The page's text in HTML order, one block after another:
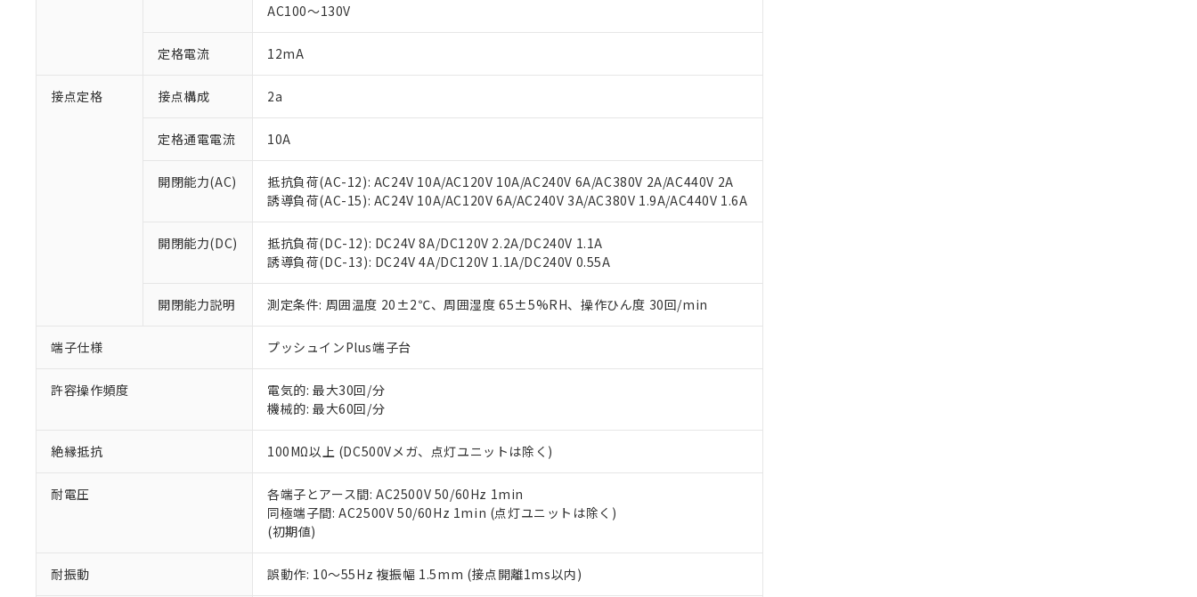
AC100～130V
定格電流 12mA
接点定格 接点構成 2a
定格通電電流 10A
開閉能力(AC)
抵抗負荷(AC-12): AC24V 10A/AC120V 10A/AC240V 6A/AC380V 2A/AC440V 2A
誘導負荷(AC-15): AC24V 10A/AC120V 6A/AC240V 3A/AC380V 1.9A/AC440V 1.6A
開閉能力(DC)
抵抗負荷(DC-12): DC24V 8A/DC120V 2.2A/DC240V 1.1A
誘導負荷(DC-13): DC24V 4A/DC120V 1.1A/DC240V 0.55A
開閉能力説明 測定条件: 周囲温度 20±2℃、周囲湿度 65±5%RH、操作ひん度 30回/min
端子仕様 プッシュインPlus端子台
許容操作頻度
電気的: 最大30回/分
機械的: 最大60回/分
絶縁抵抗 100MΩ以上 (DC500Vメガ、点灯ユニットは除く)
耐電圧
各端子とアース間: AC2500V 50/60Hz 1min
同極端子間: AC2500V 50/60Hz 1min (点灯ユニットは除く)
(初期値)
耐振動 誤動作: 10～55Hz 複振幅 1.5mm (接点開離1ms以内)
以下の条件をお読みいただき、同意のうえご利用ください。
正式な納期状況および標準価格はお客様のお取引先、またはお客様担当のオムロン制御機器販売店・
当社販売員にご相談ください。
オムロン制御機器販売店や当社販売拠点は「販売ネットワーク
」をご確認ください。
在庫状況および標準価格結果を当社の事前の承諾なく第三者に漏洩または開示しないようお願いしま
す。
マイパーツ機能（部品リスト作成サービス）をご利用いただくには、I-Webメンバーズにご登録され
ている必要があります。
が、当社の製品・サービスに関するお客様との取引・商談に必要な範囲で利用することをご了承くだ
さい。
※当社の共同利用者とは、
いる法人を指します。
があります。
*EU RoHS指令（10物質）：
六価クロム(Cr(Ⅵ)) 1000ppm以下、ポリ臭化ビフェニル類(PBB) 1000ppm以下、ポリ臭化ジフェニルエーテル類(PBDE) 1000ppm以下、
但し、RoHS指令で産業用監視および制御機器に対する適用除外項目は除く。
フタル酸エステル類の４物質については閾値を超える意図的な使用がないことを確認しています。
※2 対応予定月
部品在庫の切り替え状況などにより、予定月が前後することがあります。
※3 非含有証明書ダウンロード
EU RoHS指令（10物質）の非含有証明書
51物質の非含有証明書（当社基準）
※本証明書は発行日時点で非含有を証明するもので、過去に遡って非含有を証明するものではありません。
また、RoHS指令のフタル酸エステル類４物質の対応では、対応完了までの期間は出荷製品に未対応品が
混在することから備考欄に対応日を記載しておりました。
既に当社にて対応品への在庫切替を完了していることから、特段のことがない限り、2022年1月12日よ
「×」：最大均質材料含有率が中国RoHSの基準値を超えていることを示します。
「－」：未確認です。当社販売部門へお問い合わせください。
Pb(鉛) :1000ppm、 Hg(水銀) : 1000ppm、 Cd(カドミウム) : 100ppm、
DBP(フタル酸ジブチル) : 1000ppm、 DIBP(フタル酸ジイソブチル) : 1000ppm、 BBP(フタル酸ブチルベンジル) : 1000ppm、
※2 環境保護使用期限
「ｅ」：有害物質（10物質）のすべてが基準値以下であることを示します。
「10」：通常の使用状況下において有害物質が外部に漏えいし、環境に深刻な影響を及ぼさない年数を意
味します。
「－」：未確認です。当社販売部門へお問い合わせください。
う）を輸出または国外への提供する場合は、日本国政府の輸出許可(または役務取引許可)を取得する
置等に一切使用いたしません。
当社は、貴社製品を第三者に販売する場合は、上記1、2および3の内容を当該第三者に通知します。
また当社は、販売先および販売に係わる関係者が違法に輸出するおそれがある場合は、取り引きをい
たしません。
記
説明
△ 一定数には満たないが在庫あり
－
在庫なし(最新の在庫状況については、お客様のお取引先、またはお客様担当のオムロン制御
機器販売店・当社販売員にご確認ください)
空
白
受注生産機種、また在庫状況の情報を公開していない機種